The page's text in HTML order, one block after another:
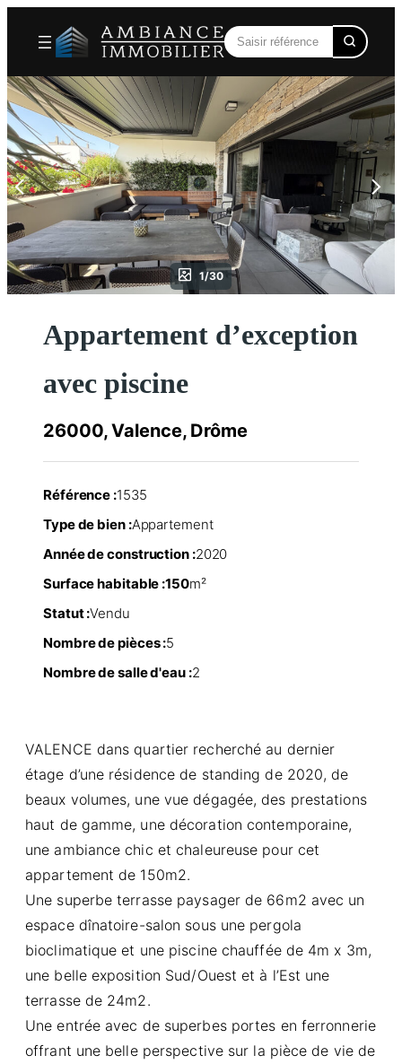
contenu
1/30
Appartement d’exception
avec piscine
26000, Valence, Drôme
Référence :1535
Type de bien :Appartement
Année de construction :2020
Surface habitable :150m²
Statut :Vendu
Nombre de pièces :5
Nombre de salle d'eau :2
VALENCE dans quartier recherché au dernier
étage d’une résidence de standing de 2020, de
beaux volumes, une vue dégagée, des prestations
haut de gamme, une décoration contemporaine,
une ambiance chic et chaleureuse pour cet
appartement de 150m2.
Une superbe terrasse paysager de 66m2 avec un
espace dînatoire-salon sous une pergola
bioclimatique et une piscine chauffée de 4m x 3m,
une belle exposition Sud/Ouest et à l’Est une
terrasse de 24m2.
Une entrée avec de superbes portes en ferronnerie
offrant une belle perspective sur la pièce de vie de